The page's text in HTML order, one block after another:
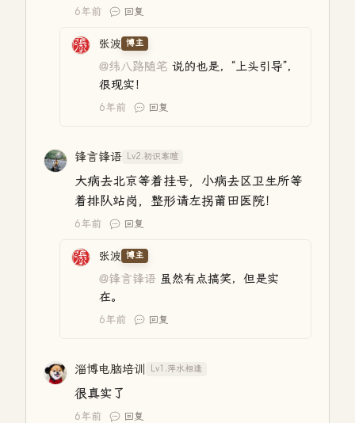
6年前 回复
张波 博主
@纬八路随笔 说的也是，“上头引导”，
很现实！
6年前 回复
锋言锋语 Lv2.初识寒暄
大病去北京等着挂号，小病去区卫生所等
着排队站岗，整形请左拐莆田医院！
6年前 回复
张波 博主
@锋言锋语 虽然有点搞笑，但是实
在。
6年前 回复
淄博电脑培训 Lv1.萍水相逢
很真实了
6年前 回复